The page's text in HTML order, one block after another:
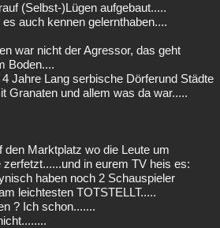
(Selbst-)Lügen aufgebaut.....
auch kennen gelernthaben....
war nicht der Agressor, das geht
Boden....
Jahre Lang serbische Dörferund Städte
Granaten und allem was da war.....
den Marktplatz wo die Leute um
in eurem TV heis es:
haben noch 2 Schauspieler
leichtesten TOTSTELLT.....
? Ich schon.......